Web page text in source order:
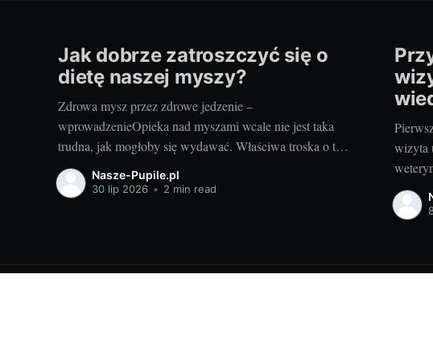
Jak dobrze zatroszczyć się o
dietę naszej myszy?
Zdrowa mysz przez zdrowe jedzenie –
wprowadzenieOpieka nad myszami wcale nie jest taka
trudna, jak mogłoby się wydawać. Właściwa troska o te
urocze gryzonie zaczyna się od odpowiednio
zbilansowanej diety. Skąd wiedzieć, jaka karma dla
Nasze-Pupile.pl
30 lip 2026 • 2 min read
wizyta
wizyty